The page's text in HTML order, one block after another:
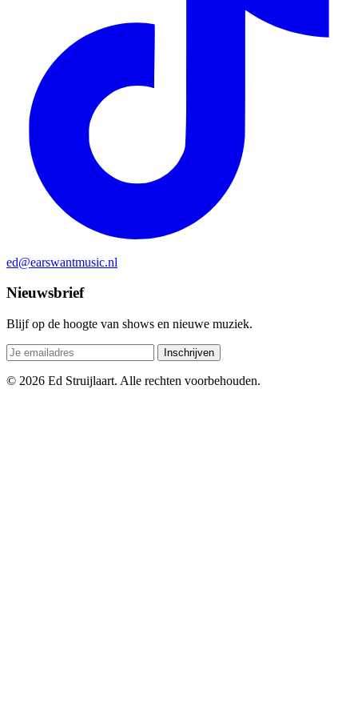
ed@earswantmusic.nl
Nieuwsbrief
Blijf op de hoogte van shows en nieuwe muziek.
Inschrijven
© 2026 Ed Struijlaart. Alle rechten voorbehouden.